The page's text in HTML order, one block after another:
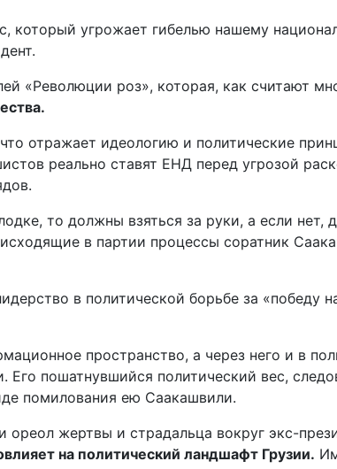
угрожает гибелью нашему
«Революции роз», которая, как считают
отражает идеологию и политические
реально ставят ЕНД перед угрозой
то должны взяться за руки, а если нет,
в партии процессы соратник
в политической борьбе за «победу
пространство, а через него и в
пошатнувшийся политический вес,
помилования ею Саакашвили.
жертвы и страдальца вокруг экс-
на политический ландшафт Грузии.